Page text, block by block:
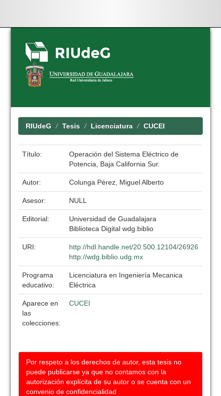
Skip
navigation
RIUdeG Tesis Licenciatura CUCEI
Título:
Operación del Sistema Eléctrico de
Potencia, Baja California Sur.
Autor: Colunga Pérez, Miguel Alberto
Asesor: NULL
Editorial:
Universidad de Guadalajara
Biblioteca Digital wdg.biblio
URI:
http://hdl.handle.net/20.500.12104/26926
http://wdg.biblio.udg.mx
Programa
educativo:
Licenciatura en Ingeniería Mecanica
Eléctrica
Aparece en
las
colecciones:
CUCEI
Por respeto a los derechos de autor, esta tesis no
puede publicarse ya que no contamos con la
autorización explícita de su autor o se cuenta con un
convenio de confidencialidad